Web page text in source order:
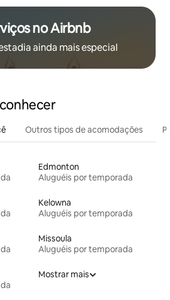
no Airbnb
ainda mais especial
Outros tipos de acomodações
Edmonton
Aluguéis por temporada
Kelowna
Aluguéis por temporada
Missoula
Aluguéis por temporada
Mostrar mais